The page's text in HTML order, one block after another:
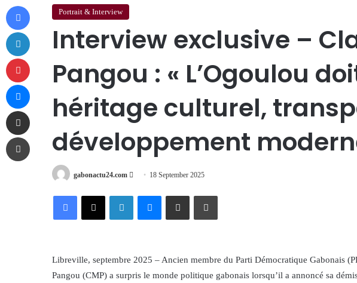
Portrait & Interview
Interview exclusive –
Pangou : « L’Ogoulou
héritage culturel,
développement
gabonactu24.com
Send 18 September 2025
FacebookX LinkedInMessengerShare via Email Print
Libreville, septembre 2025 – Ancien membre du Parti Démocratique Gabonais
Pangou (CMP) a surpris le monde politique gabonais lorsqu’il a annoncé sa
Facebook
LinkedIn
Messenger